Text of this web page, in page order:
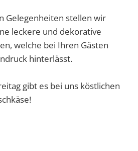
Gelegenheiten stellen wir
leckere und dekorative
welche bei Ihren Gästen
hinterlässt.
gibt es bei uns köstlichen